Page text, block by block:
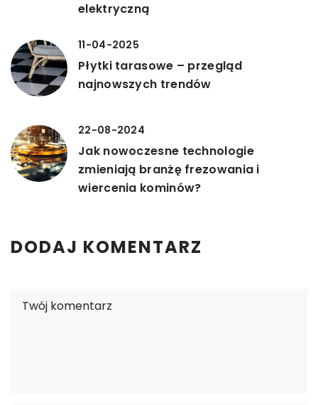
elektryczną
11-04-2025
Płytki tarasowe – przegląd
najnowszych trendów
22-08-2024
Jak nowoczesne technologie
zmieniają branżę frezowania i
wiercenia kominów?
DODAJ KOMENTARZ